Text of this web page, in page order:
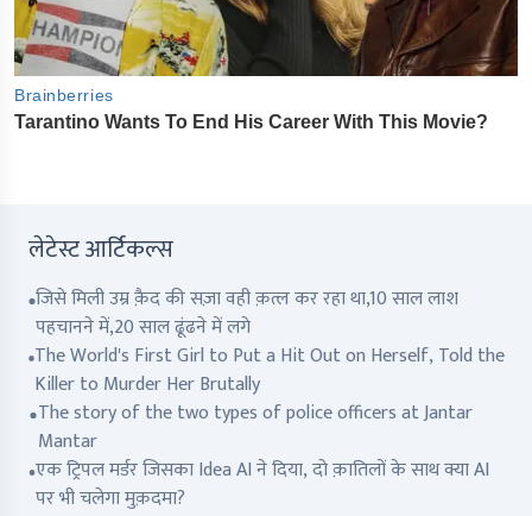
लेटेस्ट आर्टिकल्स
जिसे मिली उम्र क़ैद की सज़ा वही क़त्ल कर रहा था,10 साल लाश
पहचानने में,20 साल ढूंढने में लगे
The World's First Girl to Put a Hit Out on Herself, Told the
Killer to Murder Her Brutally
The story of the two types of police officers at Jantar
Mantar
एक ट्रिपल मर्डर जिसका Idea AI ने दिया, दो क़ातिलों के साथ क्या AI
पर भी चलेगा मुक़दमा?